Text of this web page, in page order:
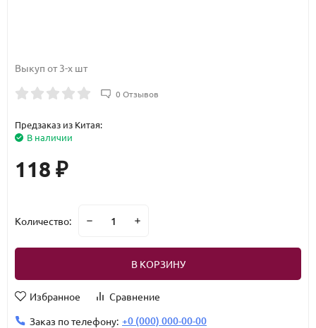
Выкуп от 3-х шт
0 Отзывов
Предзаказ из Китая:
В наличии
118 ₽
Количество:
В КОРЗИНУ
Избранное
Сравнение
Заказ по телефону: +0 (000) 000-00-00